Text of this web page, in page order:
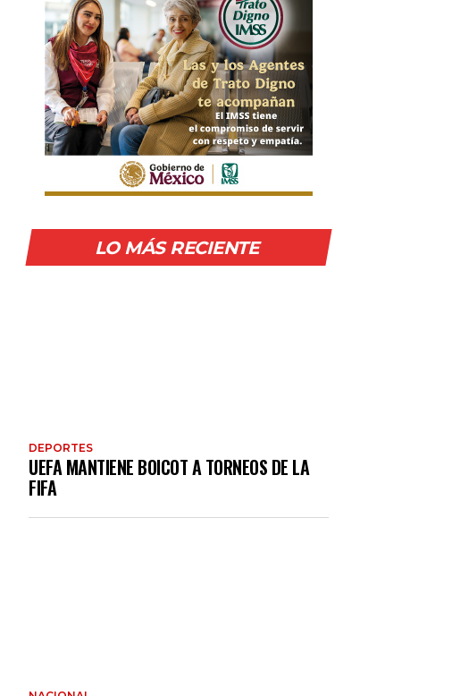
LO MÁS RECIENTE
DEPORTES
UEFA MANTIENE BOICOT A TORNEOS DE LA
FIFA